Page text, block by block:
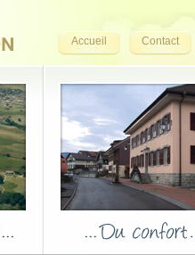
Accueil Contact